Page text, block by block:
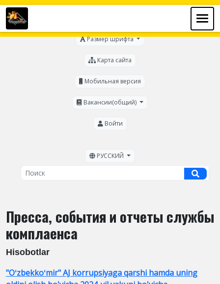
Размер шрифта
Карта сайта
Мобильная версия
Вакансии(общий)
Войти
РУССКИЙ
Пресса, события и отчеты службы
комплаенса
Hisobotlar
"Oʻzbekkoʻmir" AJ korrupsiyaga qarshi hamda uning